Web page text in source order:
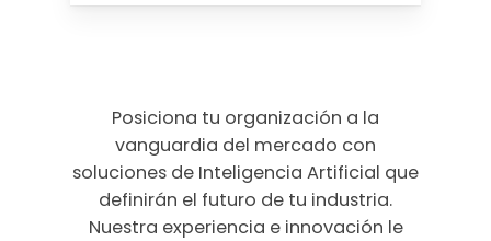
Posiciona tu organización a la
vanguardia del mercado con
soluciones de Inteligencia Artificial que
definirán el futuro de tu industria.
Nuestra experiencia e innovación le